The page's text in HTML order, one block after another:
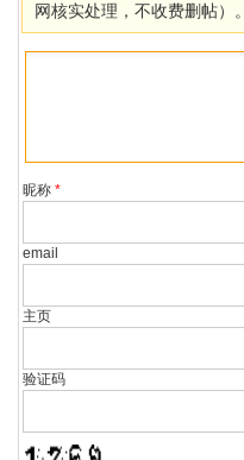
网核实处理，不收费删帖）。
昵称*
email
主页
验证码